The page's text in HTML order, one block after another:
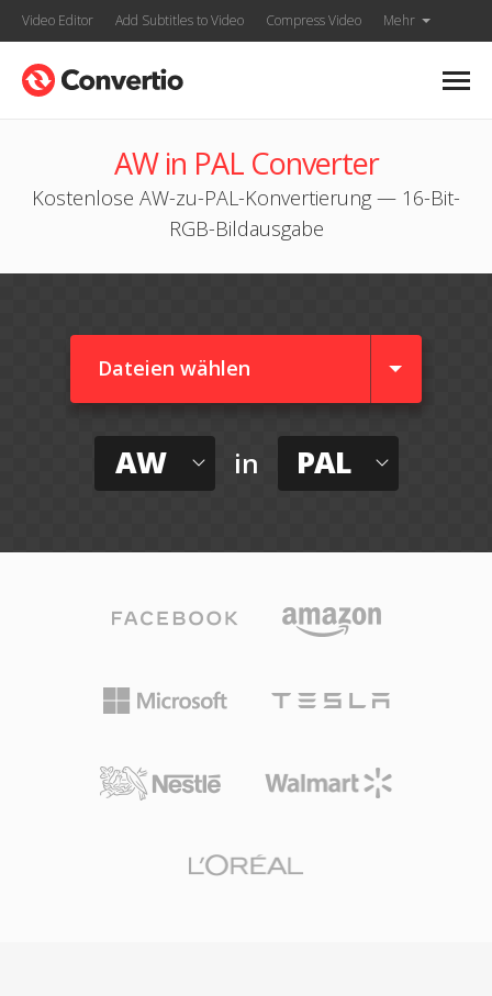
Video Editor Add Subtitles to Video Compress Video Mehr
AW in PAL Converter
Kostenlose AW-zu-PAL-Konvertierung — 16-Bit-
RGB-Bildausgabe
Dateien wählen
AW in PAL